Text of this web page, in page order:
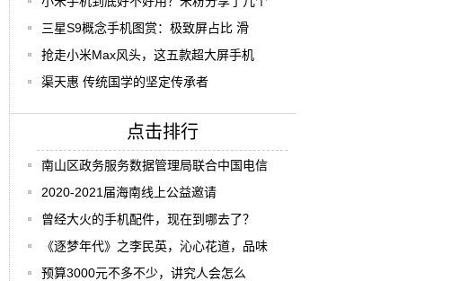
三星S9概念手机图赏：极致屏占比 滑
抢走小米Max风头，这五款超大屏手机
渠天惠 传统国学的坚定传承者
点击排行
南山区政务服务数据管理局联合中国电信
2020-2021届海南线上公益邀请
曾经大火的手机配件，现在到哪去了？
《逐梦年代》之李民英，沁心花道，品味
预算3000元不多不少，讲究人会怎么